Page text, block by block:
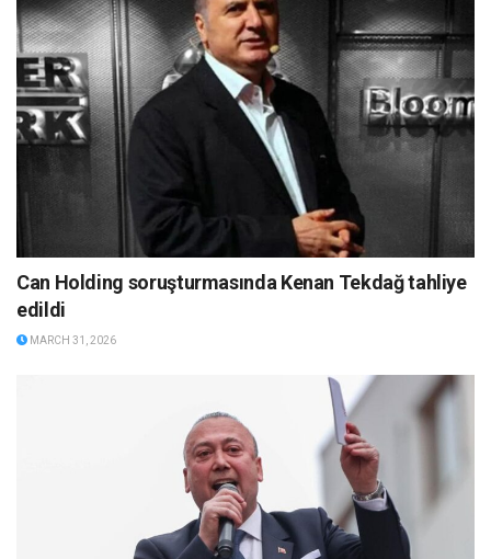
Can Holding soruşturmasında Kenan Tekdağ tahliye
edildi
MARCH 31, 2026